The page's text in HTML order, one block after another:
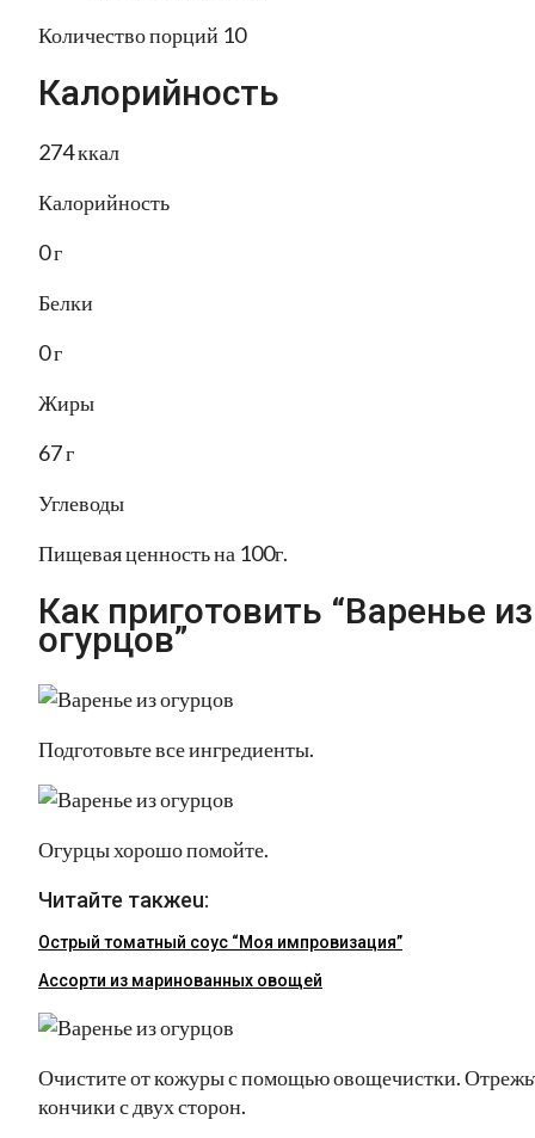
Количество порций 10
Калорийность
274 ккал
Калорийность
0 г
Белки
0 г
Жиры
67 г
Углеводы
Пищевая ценность на 100г.
Как приготовить “Варенье из
огурцов”
Подготовьте все ингредиенты.
Огурцы хорошо помойте.
Читайте такжеu:
Острый томатный соус “Моя импровизация”
Ассорти из маринованных овощей
Очистите от кожуры с помощью овощечистки.
кончики с двух сторон.